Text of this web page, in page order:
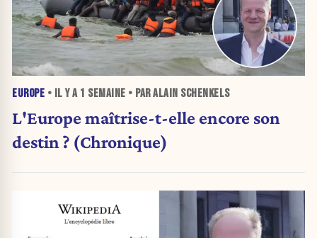
EUROPE • IL Y A 1 SEMAINE • PAR ALAIN SCHENKELS
L'Europe maîtrise-t-elle encore son
destin ? (Chronique)